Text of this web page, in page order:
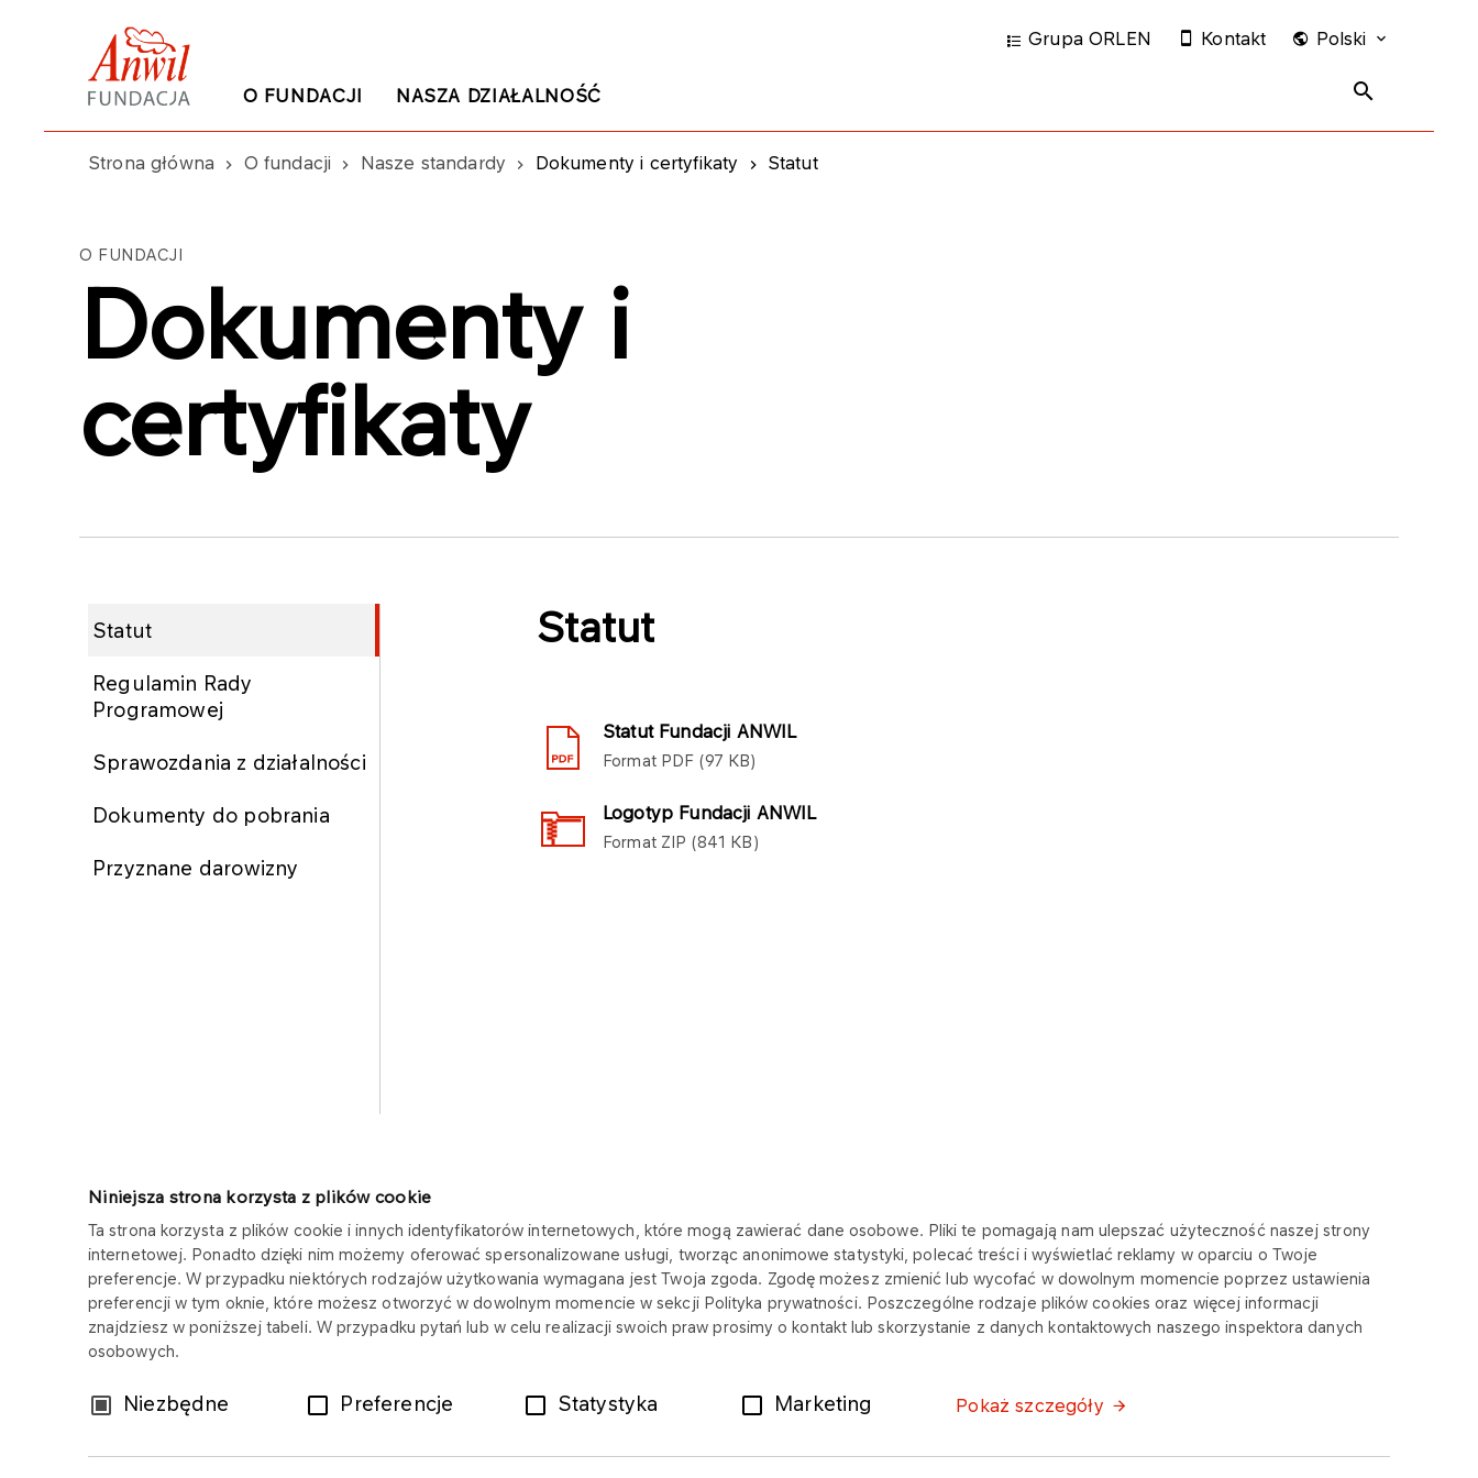
Niniejsza strona korzysta z plików cookie
Ta strona korzysta z plików cookie i innych identyfikatorów internetowych, które mogą zawierać dane osobowe. Pliki te pomagają nam ulepszać użyteczność naszej strony
internetowej. Ponadto dzięki nim możemy oferować spersonalizowane usługi, tworząc anonimowe statystyki, polecać treści i wyświetlać reklamy w oparciu o Twoje
preferencje. W przypadku niektórych rodzajów użytkowania wymagana jest Twoja zgoda. Zgodę możesz zmienić lub wycofać w dowolnym momencie poprzez ustawienia
preferencji w tym oknie, które możesz otworzyć w dowolnym momencie w sekcji Polityka prywatności. Poszczególne rodzaje plików cookies oraz więcej informacji
znajdziesz w poniższej tabeli. W przypadku pytań lub w celu realizacji swoich praw prosimy o kontakt lub skorzystanie z danych kontaktowych naszego inspektora danych
osobowych.
WybórNiezbędne Preferencje Statystyka Marketing Pokaż szczegóły
O FUNDACJI NASZA DZIAŁALNOŚĆ
Grupa ORLEN Kontakt Polski
Strona główna O fundacji Nasze standardy Dokumenty i certyfikaty Statut
O FUNDACJI
Dokumenty i
certyfikaty
Statut
Regulamin Rady
Programowej
Sprawozdania z działalności
Dokumenty do pobrania
Przyznane darowizny
Statut
Statut Fundacji ANWIL
Format PDF 97 KB
Logotyp Fundacji ANWIL
Format ZIP 841 KB
FUNDACJA ANWIL
Copyright © 2025
Wszystkie prawa zastrzeżone
NA SKRÓTY
Uczę się z ANWILEM Młodzi z ANWILEM
O NAS
O fundacji